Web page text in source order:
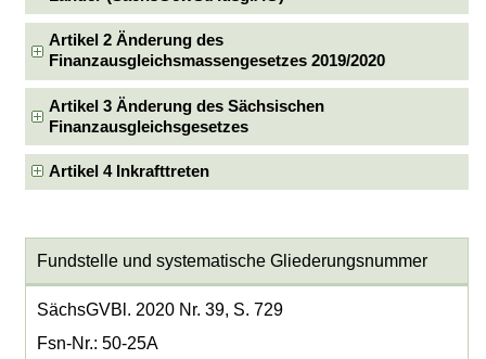
Artikel 2 Änderung des
Finanzausgleichsmassengesetzes 2019/2020
Artikel 3 Änderung des Sächsischen
Finanzausgleichsgesetzes
Artikel 4 Inkrafttreten
Fundstelle und systematische Gliederungsnummer
SächsGVBl. 2020 Nr. 39, S. 729
Fsn-Nr.: 50-25A